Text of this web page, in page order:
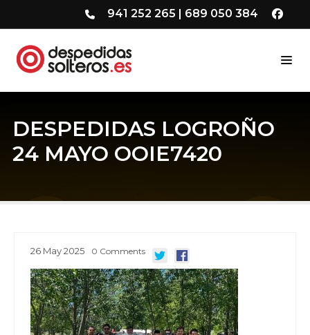
941 252 265 | 689 050 384
DESPEDIDAS LOGROÑO
24 MAYO OOIE7420
26 May2025 0 Comments